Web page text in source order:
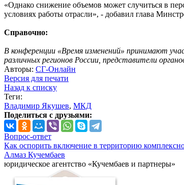
«Однако снижение объемов может случиться в
условиях работы отрасли», - добавил глава
Справочно:
В конференции «Время изменений» принимают
различных регионов России, представители
Авторы: СГ-Онлайн
Версия для печати
Назад к списку
Теги:
Владимир Якушев, МКД
Поделиться с друзьями:
Вопрос-ответ
Как оспорить включение в территорию
Алмаз Кучембаев
юридическое агентство «Кучембаев и партнеры»